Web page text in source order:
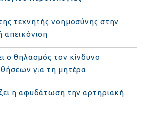
τεχνητής νοημοσύνης στην
απεικόνιση
ο θηλασμός τον κίνδυνο
για τη μητέρα
η αφυδάτωση την αρτηριακή